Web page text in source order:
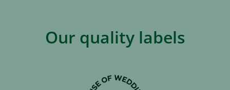
Our quality labels